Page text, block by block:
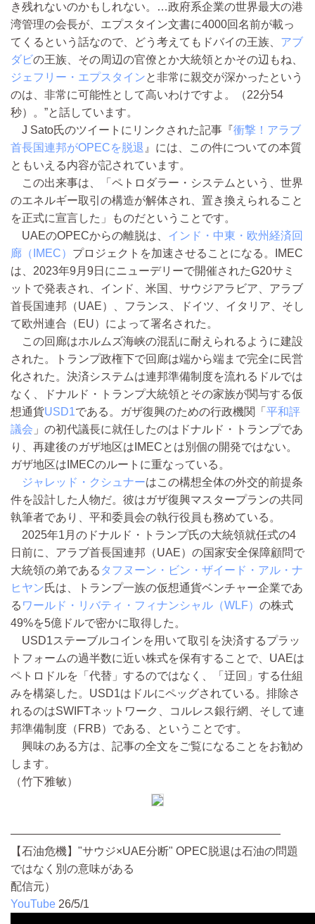
き残れないのかもしれない。…政府系企業の世界最大の港
湾管理の会長が、エプスタイン文書に4000回名前が載っ
てくるという話なので、どう考えてもドバイの王族、 アブ
ダビの王族、その周辺の官僚とか大統領とかその辺もね、
ジェフリー・エプスタインと非常に親交が深かったという
のは、非常に可能性として高いわけですよ。（22分54
秒）。”と話しています。
J Sato氏のツイートにリンクされた記事『衝撃！アラブ
首長国連邦がOPECを脱退 』には、この件についての本質
ともいえる内容が記されています。
この出来事は、「ペトロダラー・システムという、世界
のエネルギー取引の構造が解体され、置き換えられること
を正式に宣言した」ものだということです。
UAEのOPECからの離脱は、 インド・中東・欧州経済回
廊（IMEC） プロジェクトを加速させることになる。IMEC
は、2023年9月9日にニューデリーで開催されたG20サミ
ットで発表され、インド、米国、サウジアラビア、アラブ
首長国連邦（UAE）、フランス、ドイツ、イタリア、そし
て欧州連合（EU）によって署名された。
この回廊はホルムズ海峡の混乱に耐えられるように建設
された。トランプ政権下で回廊は端から端まで完全に民営
化された。決済システムは連邦準備制度を流れるドルでは
なく、ドナルド・トランプ大統領とその家族が関与する仮
想通貨USD1である。ガザ復興のための行政機関「 平和評
議会 」の初代議長に就任したのはドナルド・トランプであ
り、再建後のガザ地区はIMECとは別個の開発ではない。
ガザ地区はIMECのルートに重なっている。
ジャレッド・クシュナーはこの構想全体の外交的前提条
件を設計した人物だ。彼はガザ復興マスタープランの共同
執筆者であり、平和委員会の執行役員も務めている。
2025年1月のドナルド・トランプ氏の大統領就任式の4
日前に、アラブ首長国連邦（UAE）の国家安全保障顧問で
大統領の弟である タフヌーン・ビン・ザイード・アル・ナ
ヒヤン氏は、トランプ一族の仮想通貨ベンチャー企業であ
る ワールド・リバティ・フィナンシャル（WLF） の株式
49%を5億ドルで密かに取得した。
USD1ステーブルコインを用いて取引を決済するプラッ
トフォームの過半数に近い株式を保有することで、UAEは
ペトロドルを「代替」するのではなく、「迂回」する仕組
みを構築した。USD1はドルにペッグされている。排除さ
れるのはSWIFTネットワーク、コルレス銀行網、そして連
邦準備制度（FRB）である、ということです。
興味のある方は、記事の全文をご覧になることをお勧め
します。
（竹下雅敏）
————————————————————————
【石油危機】"サウジ×UAE分断" OPEC脱退は石油の問題
ではなく別の意味がある
配信元）
YouTube 26/5/1